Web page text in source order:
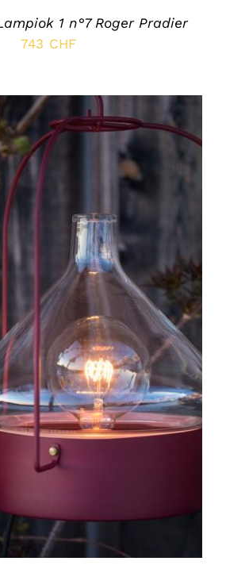
1 n°7 Roger Pradier
743 CHF
OPTIONS
/